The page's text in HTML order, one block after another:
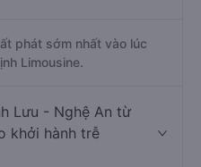
phát sớm nhất vào lúc
Limousine.
Lưu - Nghệ An từ
khởi hành trễ